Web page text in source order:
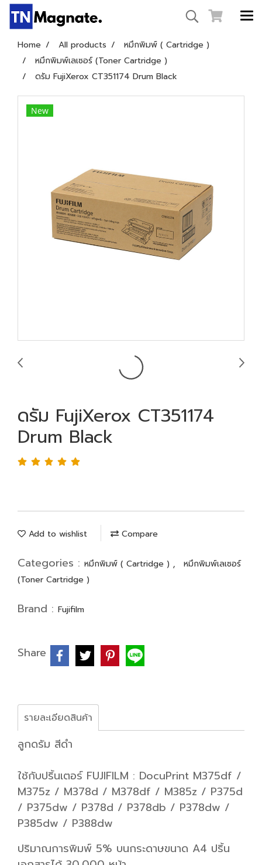
Home All products
หมึกพิมพ์ ( Cartridge )
หมึกพิมพ์เลเซอร์ (Toner Cartridge )
ดรัม FujiXerox CT351174 Drum Black
New
ดรัม FujiXerox CT351174
Drum Black
Add to wishlist Compare
Categories : หมึกพิมพ์ ( Cartridge ) ,
หมึกพิมพ์เลเซอร์
(Toner Cartridge )
Brand : Fujifilm
Share
รายละเอียดสินค้า
ลูกดรัม สีดำ
ใช้กับปริ้นเตอร์ FUJIFILM : DocuPrint M375df /
M375z / M378d / M378df / M385z / P375d
/ P375dw / P378d / P378db / P378dw /
P385dw / P388dw
ปริมาณการพิมพ์ 5% บนกระดาษขนาด A4 ปริ้น